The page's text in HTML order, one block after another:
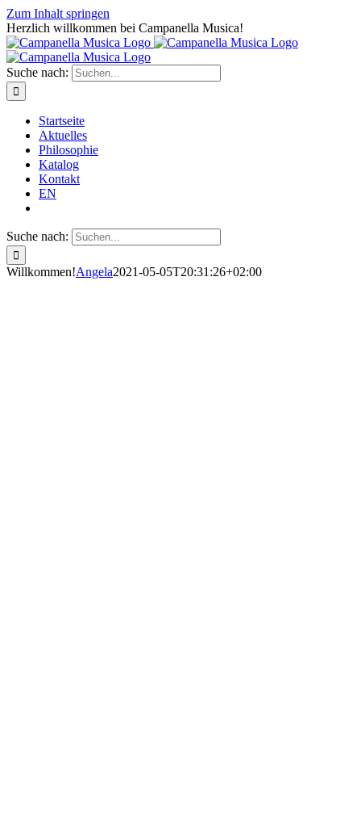
Zum Inhalt springen
Herzlich willkommen bei Campanella Musica!
Suche nach:
Startseite
Aktuelles
Philosophie
Katalog
Kontakt
EN
Suche nach:
Willkommen!Angela2021-05-05T20:31:26+02:00